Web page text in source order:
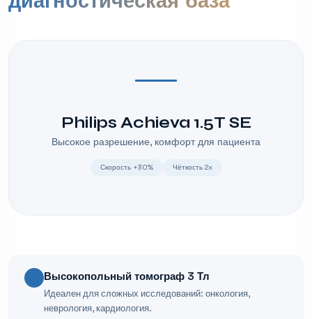
Philips Achieva 1.5T SE
Высокое разрешение, комфорт для пациента
Скорость +30% Чёткость 2x
Высокопольный томограф 3 Тл
Идеален для сложных исследований: онкология,
неврология, кардиология.